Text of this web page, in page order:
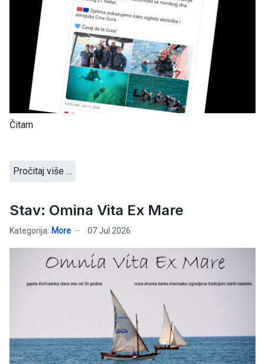
Čitam
Pročitaj više …
Stav: Omina Vita Ex Mare
Kategorija: More 07 Jul 2026